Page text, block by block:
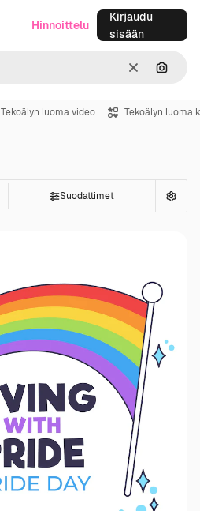
SelkeäHae
Hinnoittelu
Kirjaudu
sisään
Tekoälyn luoma video Tekoälyn luoma
Suodattimet